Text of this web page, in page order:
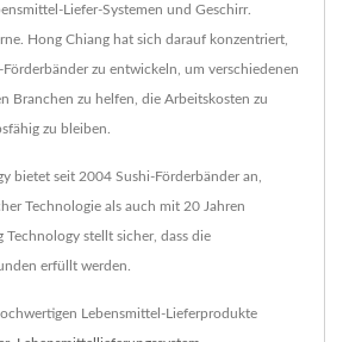
Liefer-Systemen und Geschirr.
Hong Chiang hat sich darauf konzentriert,
zu entwickeln, um verschiedenen
Branchen zu helfen, die Arbeitskosten zu
zu bleiben.
bietet seit 2004 Sushi-Förderbänder an,
Technologie als auch mit 20 Jahren
Technology stellt sicher, dass die
erfüllt werden.
Lebensmittel-Lieferprodukte